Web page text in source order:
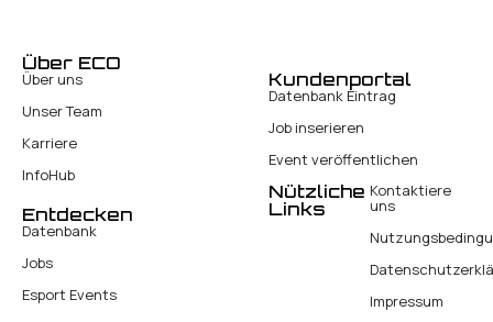
Über ECO
Über uns
Unser Team
Karriere
InfoHub
Kundenportal
Datenbank Eintrag
Job inserieren
Event veröffentlichen
Entdecken
Datenbank
Jobs
Esport Events
Nützliche
Links
Kontaktiere
uns
Impressum